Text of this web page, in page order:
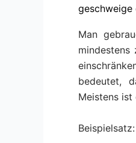
geschweige
Man
mindestens
bedeutet,
Meistens ist
Beispielsatz: